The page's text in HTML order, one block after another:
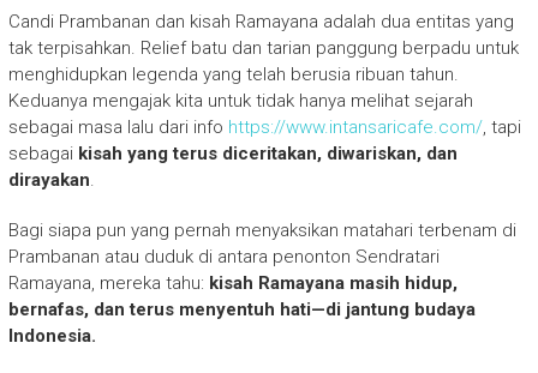
Candi Prambanan dan kisah Ramayana adalah dua entitas yang
tak terpisahkan. Relief batu dan tarian panggung berpadu untuk
menghidupkan legenda yang telah berusia ribuan tahun.
Keduanya mengajak kita untuk tidak hanya melihat sejarah
sebagai masa lalu dari info https://www.intansaricafe.com/, tapi
sebagai kisah yang terus diceritakan, diwariskan, dan
dirayakan
Bagi siapa pun yang pernah menyaksikan matahari terbenam di
Prambanan atau duduk di antara penonton Sendratari
Ramayana, mereka tahu: kisah Ramayana masih hidup,
bernafas, dan terus menyentuh hati—di jantung budaya
Indonesia.